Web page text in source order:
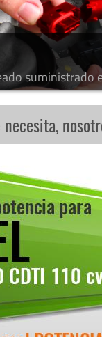
suministrado